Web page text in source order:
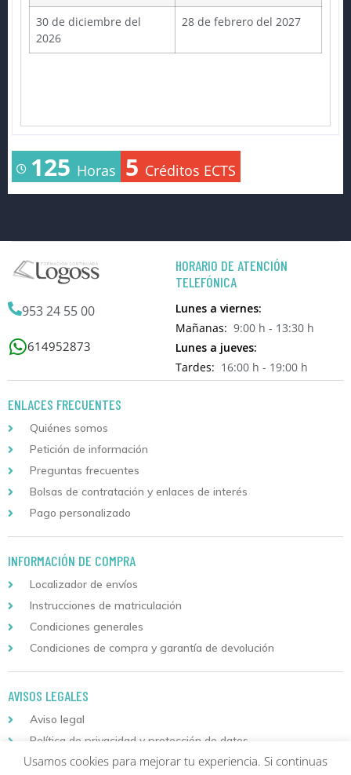
30 de diciembre del
2026
28 de febrero del 2027
125 Horas 5 Créditos ECTS
953 24 55 00
614952873
HORARIO DE ATENCIÓN
TELEFÓNICA
Lunes a viernes:
Mañanas: 9:00 h - 13:30 h
Lunes a jueves:
Tardes: 16:00 h - 19:00 h
ENLACES FRECUENTES
Quiénes somos
Petición de información
Preguntas frecuentes
Bolsas de contratación y enlaces de interés
Pago personalizado
INFORMACIÓN DE COMPRA
Localizador de envíos
Instrucciones de matriculación
Condiciones generales
Condiciones de compra y garantía de devolución
AVISOS LEGALES
Aviso legal
Política de privacidad y protección de datos
Política de cookies
Usamos cookies para mejorar tu experiencia. Si continuas